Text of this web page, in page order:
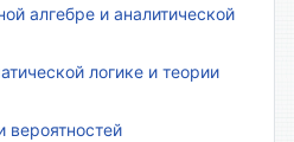
алгебре и аналитической
логике и теории
вероятностей